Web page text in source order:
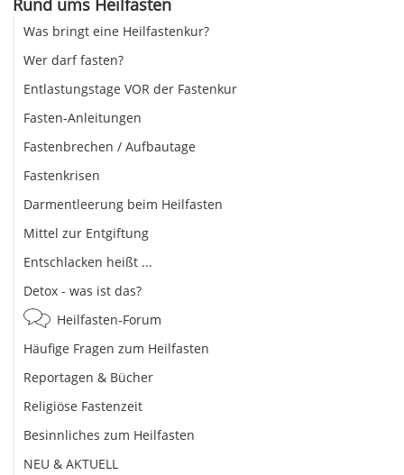
Was bringt eine Heilfastenkur?
Wer darf fasten?
Entlastungstage VOR der Fastenkur
Fasten-Anleitungen
Fastenbrechen / Aufbautage
Fastenkrisen
Darmentleerung beim Heilfasten
Mittel zur Entgiftung
Entschlacken heißt ...
Detox - was ist das?
Heilfasten-Forum
Häufige Fragen zum Heilfasten
Reportagen & Bücher
Religiöse Fastenzeit
Besinnliches zum Heilfasten
NEU & AKTUELL